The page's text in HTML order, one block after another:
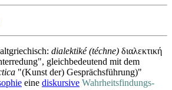
dialektiké (téchne) διαλεκτική
gleichbedeutend mit dem
"(Kunst der) Gesprächsführung)"
eine diskursive Wahrheits­findungs­